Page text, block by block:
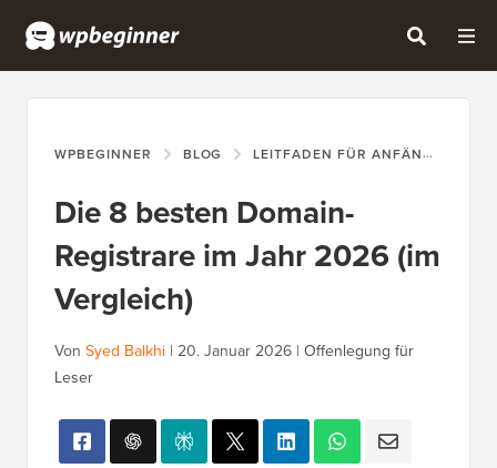
WPBEGINNER BLOG LEITFADEN FÜR ANFÄNGER
Die 8 besten Domain-
Registrare im Jahr 2026 (im
Vergleich)
Von Syed Balkhi | 20. Januar 2026 | Offenlegung für
Leser